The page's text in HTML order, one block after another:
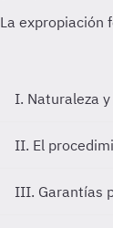
I. Naturaleza
II. El
III. Garantías